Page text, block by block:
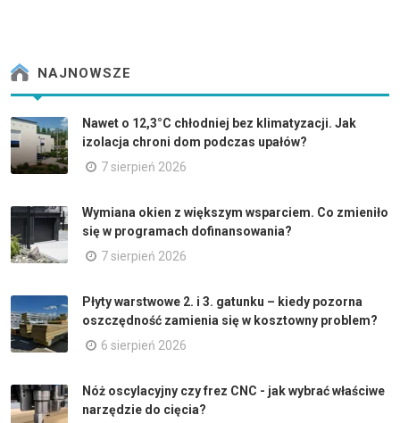
NAJNOWSZE
Nawet o 12,3°C chłodniej bez klimatyzacji. Jak
izolacja chroni dom podczas upałów?
7 sierpień 2026
Wymiana okien z większym wsparciem. Co zmieniło
się w programach dofinansowania?
7 sierpień 2026
Płyty warstwowe 2. i 3. gatunku – kiedy pozorna
oszczędność zamienia się w kosztowny problem?
6 sierpień 2026
Nóż oscylacyjny czy frez CNC - jak wybrać właściwe
narzędzie do cięcia?